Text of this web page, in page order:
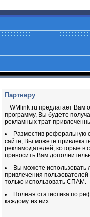
Партнеру
WMlink.ru предлагает Вам
программу, Вы будете
рекламных трат
Разместив реферальную
сайте, Вы можете
рекламодателей, которые в
приносить Вам
Вы можете использовать
привлечения
только использовать СПАМ.
Полная статистика по
каждому из них.